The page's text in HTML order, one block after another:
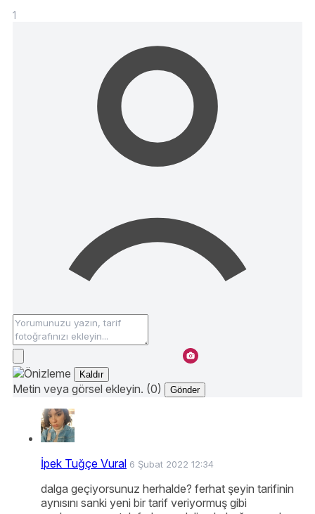
1
Kaldır
Metin veya görsel ekleyin. (0) Gönder
İpek Tuğçe Vural 6 Şubat 2022 12:34
dalga geçiyorsunuz herhalde? ferhat şeyin tarifinin
aynısını sanki yeni bir tarif veriyormuş gibi